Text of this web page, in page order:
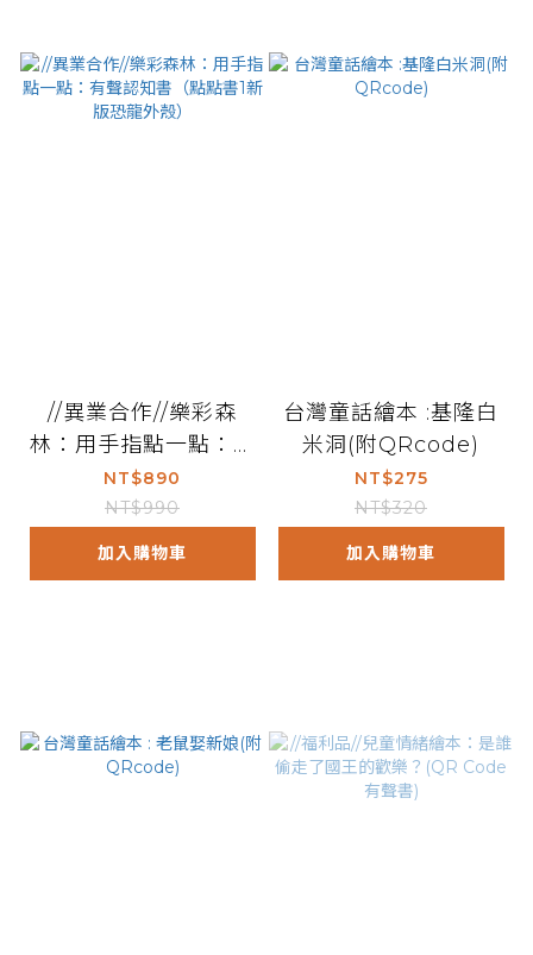
//異業合作//樂彩森
林：用手指點一點：有
聲認知書（點點書1新
版恐龍外殼）
NT$890
NT$990
加入購物車
台灣童話繪本 :基隆白
米洞(附QRcode)
NT$275
NT$320
加入購物車